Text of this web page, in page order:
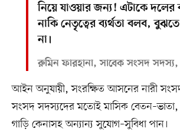
নিয়ে যাওয়ার জন্য! এটাকে দলের
নাকি নেতৃত্বের ব্যর্থতা বলব,
না।
রুমিন ফারহানা, সাবেক সংসদ সদস্য,
আইন অনুযায়ী, সংরক্ষিত আসনের নারী সংসদ
সংসদ সদস্যদের মতোই মাসিক বেতন–ভাতা,
গাড়ি কেনাসহ অন্যান্য সুযোগ–সুবিধা পান।